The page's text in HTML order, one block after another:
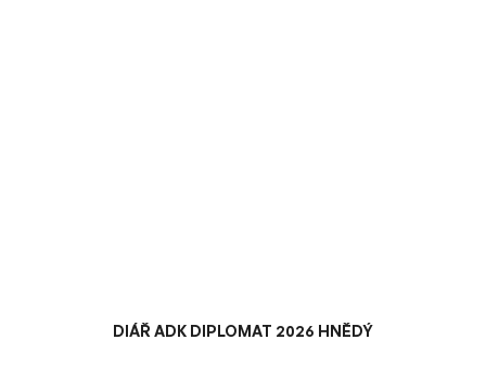
DIÁŘ ADK DIPLOMAT 2026 HNĚDÝ